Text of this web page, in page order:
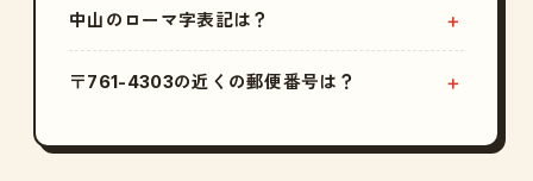
中山のローマ字表記は？
〒761-4303の近くの郵便番号は？